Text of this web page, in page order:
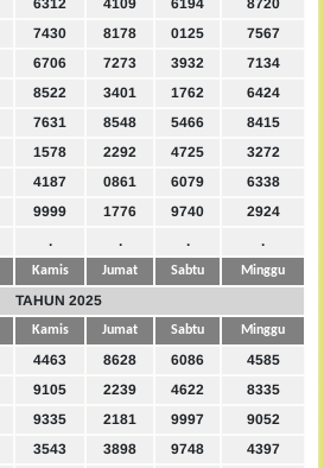
6312 4109 6194
8720
7430 8178 0125
7567
6706 7273 3932
7134
8522 3401 1762
6424
7631 8548 5466
8415
1578 2292 4725
3272
4187 0861 6079
6338
9999 1776 9740
2924
. . . .
Kamis Jumat Sabtu Minggu
TAHUN 2025
Kamis Jumat Sabtu Minggu
4463 8628 6086
4585
9105 2239 4622
8335
9335 2181 9997
9052
3543 3898 9748
4397